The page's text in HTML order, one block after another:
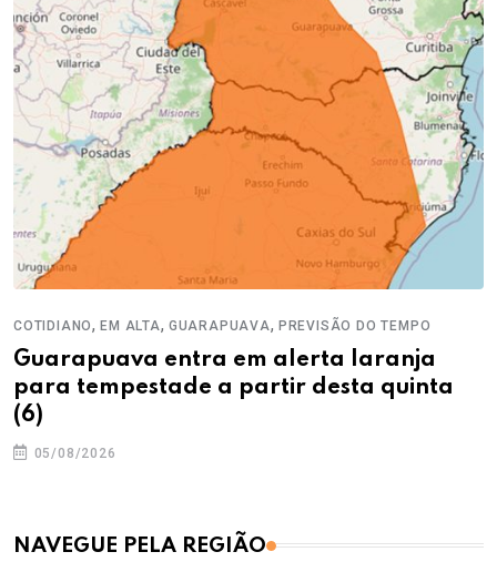
COTIDIANO,EM ALTA, GUARAPUAVA, PREVISÃO DO TEMPO
Guarapuava entra em alerta laranja
para tempestade a partir desta quinta
(6)
05/08/2026
NAVEGUE PELA REGIÃO